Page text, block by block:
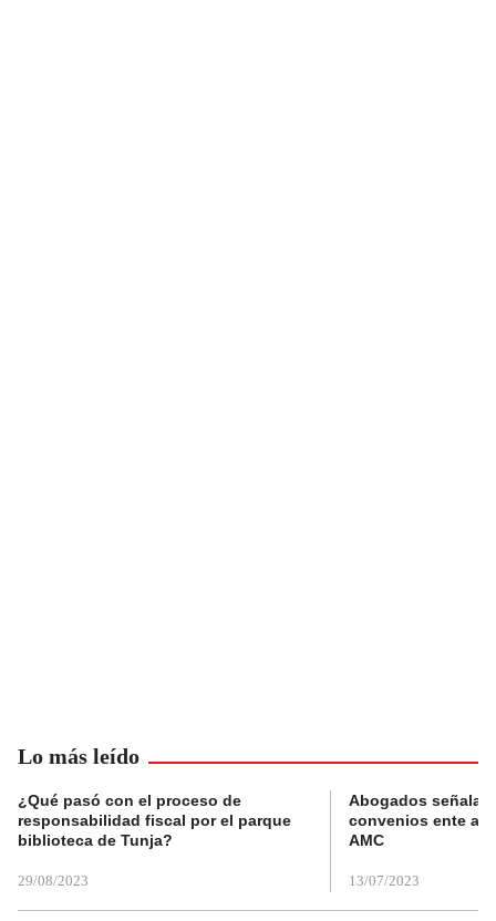
Lo más leído
¿Qué pasó con el proceso de
responsabilidad fiscal por el parque
biblioteca de Tunja?
29/08/2023
Abogados
convenios ente
AMC
13/07/2023